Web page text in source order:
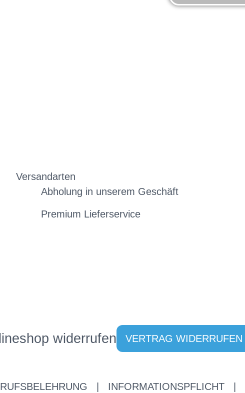
Versandarten
Abholung in unserem Geschäft
Premium Lieferservice
widerrufen VERTRAG WIDERRUFEN
INFORMATIONSPFLICHT